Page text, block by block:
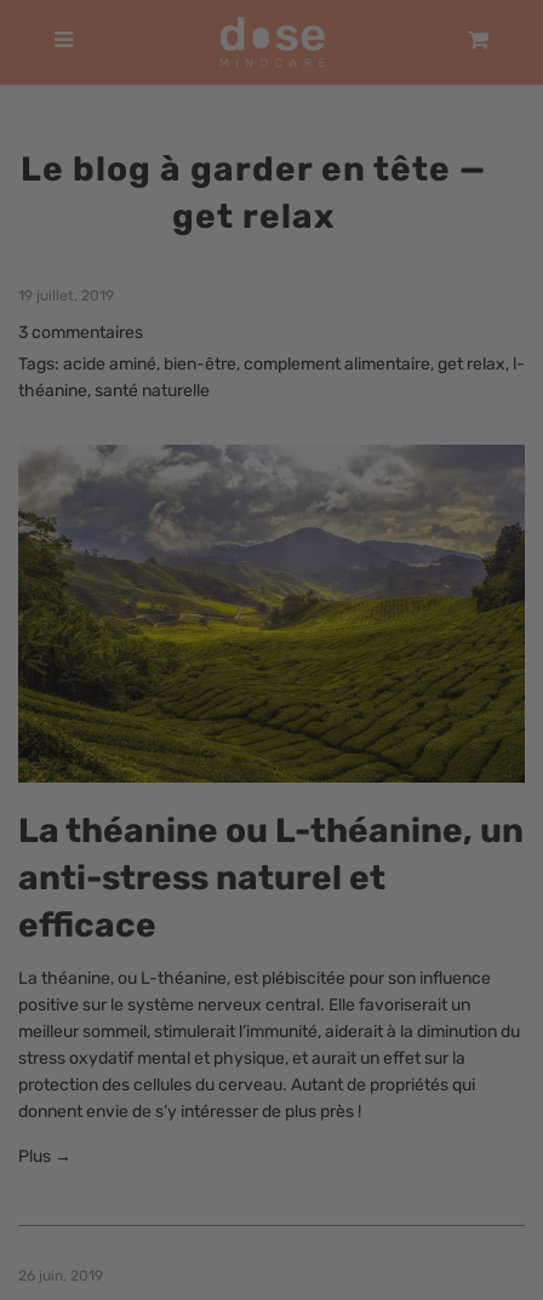
Panier
Le blog à garder en tête —
get relax
19 juillet, 2019
3 commentaires
Tags: acide aminé, bien-être, complement alimentaire, get relax, l-
théanine, santé naturelle
La théanine ou L-théanine, un
anti-stress naturel et
efficace
La théanine, ou L-théanine, est plébiscitée pour son influence
positive sur le système nerveux central. Elle favoriserait un
meilleur sommeil, stimulerait l’immunité, aiderait à la diminution du
stress oxydatif mental et physique, et aurait un effet sur la
protection des cellules du cerveau. Autant de propriétés qui
donnent envie de s’y intéresser de plus près !
Plus →
26 juin, 2019